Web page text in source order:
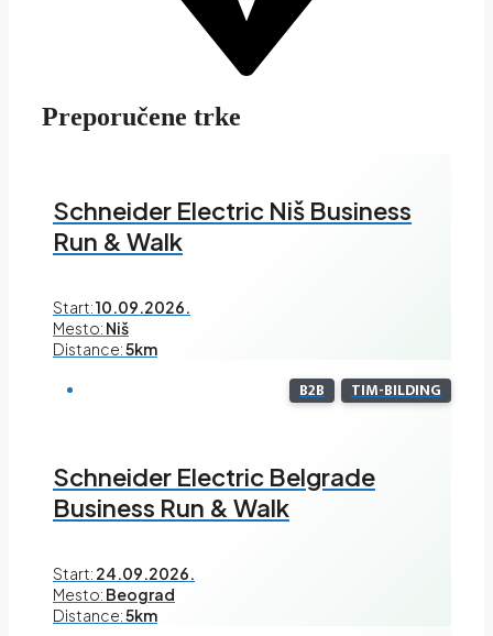
Preporučene trke
Schneider Electric Niš Business
Run & Walk
Start:10.09.2026.
Mesto: Niš
Distance:5km
B2B TIM-BILDING
Schneider Electric Belgrade
Business Run & Walk
Start: 24.09.2026.
Mesto: Beograd
Distance:5km